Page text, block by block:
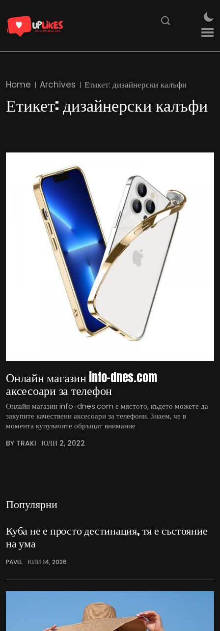
Home Archives Етикет: дизайнерски калъфи
Етикет:дизайнерски калъфи
Онлайн магазин info-dnes.com
аксесоари за телефон
Онлайн магазин info-dnes.com е мястото, където можете да
закупите качествени аксесоари за телефони. Знаем, че в
момента купувачите обръщат внимание
BY TRAKI ЮЛИ 2, 2022
Популярни
Куба не е просто дестинация, тя е състояние
на ума
PAVEL ЮЛИ 14, 2026